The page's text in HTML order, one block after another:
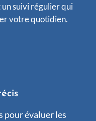
suivi régulier qui
votre quotidien.
pour évaluer les